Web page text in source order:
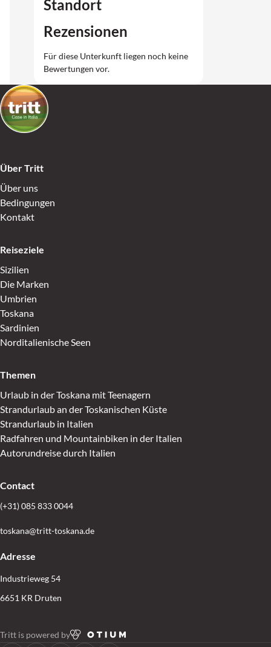
Standort
Rezensionen
Für diese Unterkunft liegen noch keine
Bewertungen vor.
Über Tritt
Über uns
Bedingungen
Kontakt
Reiseziele
Sizilien
Die Marken
Umbrien
Toskana
Sardinien
Norditalienische Seen
Themen
Urlaub in der Toskana mit Teenagern
Strandurlaub an der Toskanischen Küste
Strandurlaub in Italien
Radfahren und Mountainbiken in der Italien
Autorundreise durch Italien
Contact
(+31) 085 833 0044
toskana@tritt-toskana.de
Adresse
Industrieweg 54
6651 KR Druten
Tritt is powered by